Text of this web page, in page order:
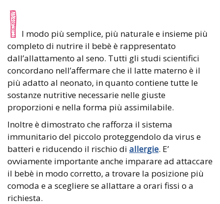
I l modo più semplice, più naturale e insieme più
completo di nutrire il bebè è rappresentato
dall’allattamento al seno. Tutti gli studi scientifici
concordano nell’affermare che il latte materno è il
più adatto al neonato, in quanto contiene tutte le
sostanze nutritive necessarie nelle giuste
proporzioni e nella forma più assimilabile.
Inoltre è dimostrato che rafforza il sistema
immunitario del piccolo proteggendolo da virus e
batteri e riducendo il rischio di allergie. E’
ovviamente importante anche imparare ad attaccare
il bebè in modo corretto, a trovare la posizione più
comoda e a scegliere se allattare a orari fissi o a
richiesta.